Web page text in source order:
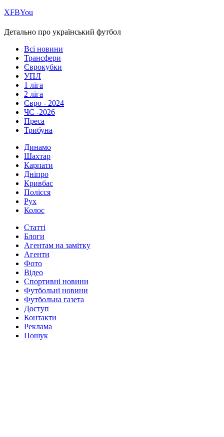
ХFBYou
Детально про український футбол
Всі новини
Трансфери
Єврокубки
УПЛ
1 ліга
2 ліга
Євро - 2024
ЧС -2026
Преса
Трибуна
Динамо
Шахтар
Карпати
Дніпро
Кривбас
Полісся
Рух
Колос
Статті
Блоги
Агентам на замітку
Агенти
Фото
Відео
Спортивні новини
Футбольні новини
Футбольна газета
Доступ
Контакти
Реклама
Пошук